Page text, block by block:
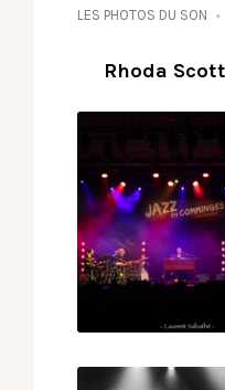
LES PHOTOS DU SON
Rhoda